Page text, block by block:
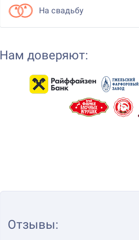
На свадьбу
Нам доверяют:
Отзывы: